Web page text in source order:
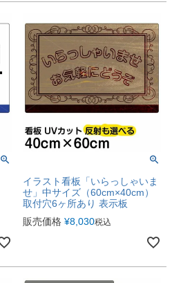
イラスト看板「いらっしゃいま
せ」中サイズ（60cm×40cm）
取付穴6ヶ所あり 表示板
販売価格 ¥8,030税込